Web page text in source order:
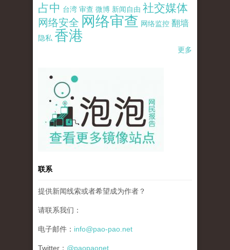
占中 台湾 审查 微博 新闻自由 社交媒体
网络安全 网络审查 网络监控 翻墙
隐私 香港
更多
pao-pao-banner-mirror-site-120814.jpg
联系
提供新闻线索或者希望成为作者？
请联系我们：
电子邮件： info@pao-pao.net
Twitter： @paopaonet